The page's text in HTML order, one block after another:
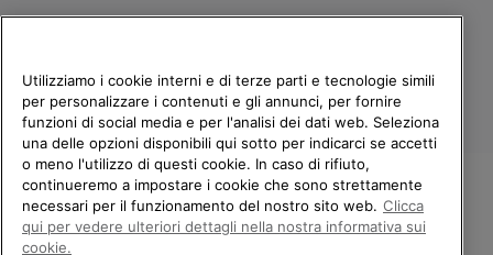
Italia
©2026Columbia Sportswear Company. Avenue des Morgines, 12 1213
Petit-Lancy Switzerland. Tutti i diritti riservati.
BENVENUTO/A IN SOREL.
SELEZIONA IL TUO PAESE DI
Utilizziamo i cookie interni e di terze parti e tecnologie simili
per personalizzare i contenuti e gli annunci, per fornire
funzioni di social media e per l'analisi dei dati web. Seleziona
una delle opzioni disponibili qui sotto per indicarci se accetti
o meno l'utilizzo di questi cookie. In caso di rifiuto,
continueremo a impostare i cookie che sono strettamente
necessari per il funzionamento del nostro sito web. Clicca
qui per vedere ulteriori dettagli nella nostra informativa sui
cookie.